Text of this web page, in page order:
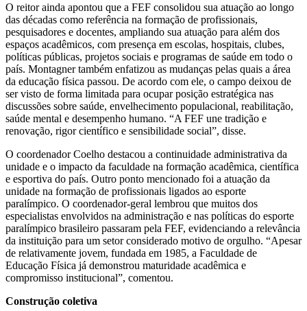
O reitor ainda apontou que a FEF consolidou sua atuação ao longo
das décadas como referência na formação de profissionais,
pesquisadores e docentes, ampliando sua atuação para além dos
espaços acadêmicos, com presença em escolas, hospitais, clubes,
políticas públicas, projetos sociais e programas de saúde em todo o
país. Montagner também enfatizou as mudanças pelas quais a área
da educação física passou. De acordo com ele, o campo deixou de
ser visto de forma limitada para ocupar posição estratégica nas
discussões sobre saúde, envelhecimento populacional, reabilitação,
saúde mental e desempenho humano. “A FEF une tradição e
renovação, rigor científico e sensibilidade social”, disse.
O coordenador Coelho destacou a continuidade administrativa da
unidade e o impacto da faculdade na formação acadêmica, científica
e esportiva do país. Outro ponto mencionado foi a atuação da
unidade na formação de profissionais ligados ao esporte
paralímpico. O coordenador-geral lembrou que muitos dos
especialistas envolvidos na administração e nas políticas do esporte
paralímpico brasileiro passaram pela FEF, evidenciando a relevância
da instituição para um setor considerado motivo de orgulho. “Apesar
de relativamente jovem, fundada em 1985, a Faculdade de
Educação Física já demonstrou maturidade acadêmica e
compromisso institucional”, comentou.
Construção coletiva